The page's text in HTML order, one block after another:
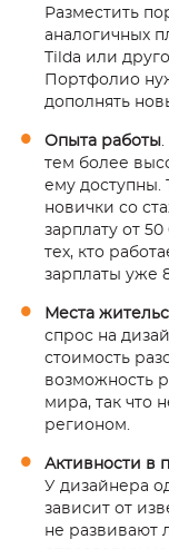
Разместить
аналогичных
Tilda или
Портфолио
дополнять
Опыта работы
тем более
ему доступны.
новички со
зарплату от
тех, кто
зарплаты уже
Места
спрос на
стоимость
возможность
мира, так что
регионом.
Активности в
У дизайнера
зависит от
не развивают